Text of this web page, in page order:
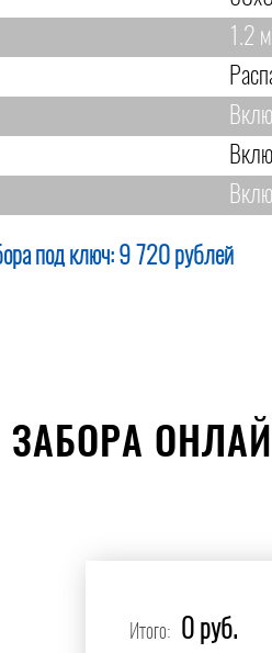
1.2 м
под ключ: 9 720 рублей
ЗАБОРА
Итого: 0 руб.